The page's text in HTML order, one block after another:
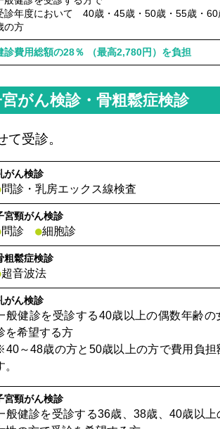
診年度において 40歳・45歳・50歳・55歳・60
の方
診費用総額の28％ （最高2,780円）を負担
がん検診・骨粗鬆症検診
て受診。
がん検診
問診・乳房エックス線検査
宮頸がん検診
問診●細胞診
粗鬆症検診
超音波法
がん検診
般健診を受診する40歳以上の偶数年齢の
を希望する方
～48歳の方と50歳以上の方で費用負担
。
宮頸がん検診
般健診を受診する36歳、38歳、40歳以上